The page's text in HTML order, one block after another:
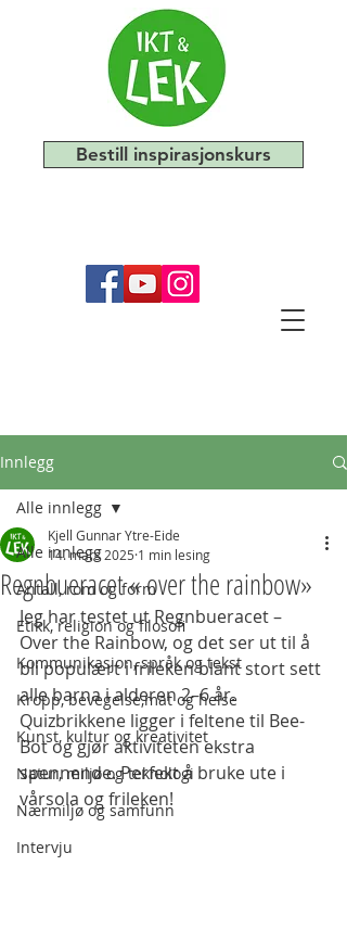
Bestill inspirasjonskurs
Innlegg
Alle innlegg
Antall, rom og form
Etikk, religion og filosofi
Kommunikasjon, språk og tekst
Kropp, bevegelse,mat og helse
Kunst, kultur og kreativitet
Natur, miljø og teknologi
Nærmiljø og samfunn
Intervju
Alle innlegg
Regnbueracet « over the rainbow»
Kjell Gunnar Ytre-Eide
14. mars 2025 1 min lesing
Jeg har testet ut Regnbueracet –
Over the Rainbow, og det ser ut til å
bli populært i frileken blant stort sett
alle barna i alderen 2–6 år.
Quizbrikkene ligger i feltene til Bee-
Bot og gjør aktiviteten ekstra
spennende. Perfekt å bruke ute i
vårsola og frileken!